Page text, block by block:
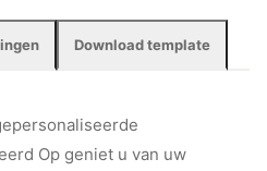
Download template
Op geniet u van uw